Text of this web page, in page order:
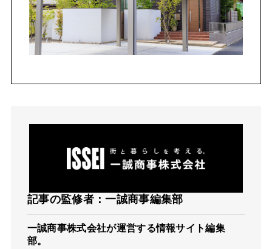
記事の監修者：一誠商事編集部
一誠商事株式会社が運営する情報サイト編集
部。